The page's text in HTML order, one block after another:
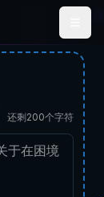
还剩200个字符